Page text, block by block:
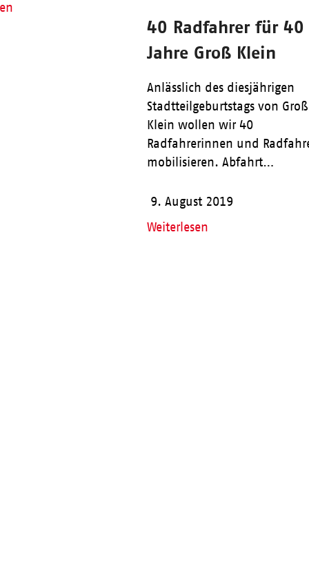
40 Radfahrer für 40
Jahre Groß Klein
Anlässlich des diesjährigen
Stadtteilgeburtstags von Groß
Klein wollen wir 40
Radfahrerinnen und
mobilisieren. Abfahrt…
9. August 2019
Weiterlesen